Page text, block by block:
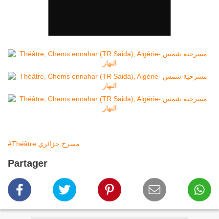
#Théâtre مسرح جزائري
Partager